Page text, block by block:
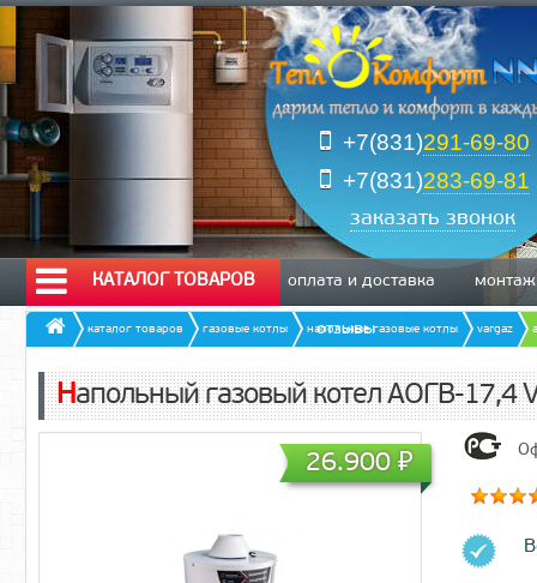
+7(831)291-69-80
+7(831)283-69-81
заказать звонок
КАТАЛОГ ТОВАРОВ оплата и доставка монтаж
отзывы
каталог товаров газовые котлы напольные газовые котлы vargaz
Напольный газовый котел АОГВ-17,4
26.900₽